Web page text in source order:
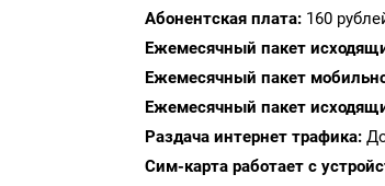
Абонентская плата: 160
Ежемесячный пакет
Ежемесячный пакет
Ежемесячный пакет
Раздача интернет трафика:
Сим-карта работает с